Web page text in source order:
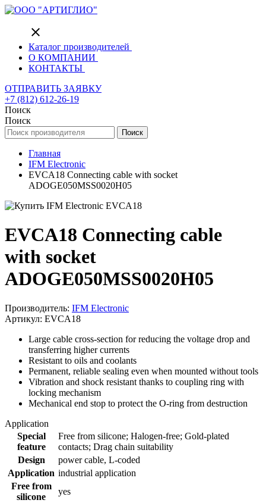
close
Каталог производителей
О КОМПАНИИ
КОНТАКТЫ
ОТПРАВИТЬ ЗАЯВКУ
+7 (812) 612-26-19
Поиск
Поиск
Поиск
Главная
IFM Electronic
EVCA18 Connecting cable with socket
ADOGE050MSS0020H05
EVCA18 Connecting cable
with socket
ADOGE050MSS0020H05
Производитель: IFM Electronic
Артикул: EVCA18
Large cable cross-section for reducing the voltage drop and
transferring higher currents
Resistant to oils and coolants
Permanent, reliable sealing even when mounted without tools
Vibration and shock resistant thanks to coupling ring with
locking mechanism
Mechanical end stop to protect the O-ring from destruction
Application
Special
feature
Free from silicone; Halogen-free; Gold-plated
contacts; Drag chain suitability
Design
power cable, L-coded
Application industrial application
Free from
silicone
yes